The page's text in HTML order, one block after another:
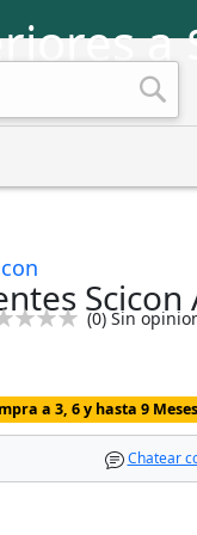
a
Buscar
(0) Sin
a 3, 6 y hasta 9
Chatear